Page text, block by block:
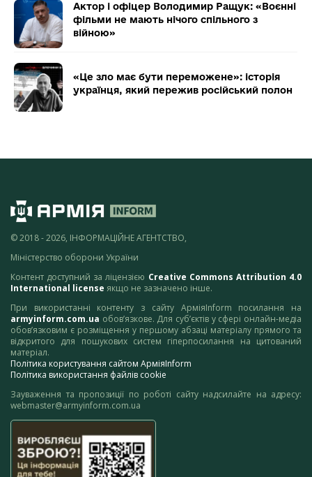
Актор і офіцер Володимир Ращук: «Воєнні
фільми не мають нічого спільного з
війною»
«Це зло має бути переможене»: історія
українця, який пережив російський полон
© 2018 - 2026, ІНФОРМАЦІЙНЕ АГЕНТСТВО,
Міністерство оборони України
Контент доступний за ліцензією Creative Commons Attribution 4.0
International license якщо не зазначено інше.
При використанні контенту з сайту АрміяInform посилання на
armyinform.com.ua обов’язкове. Для суб’єктів у сфері онлайн-медіа
обов’язковим є розміщення у першому абзаці матеріалу прямого та
відкритого для пошукових систем гіперпосилання на цитований
матеріал.
Політика користування сайтом АрміяInform
Політика використання файлів cookie
Зауваження та пропозиції по роботі сайту надсилайте на адресу:
webmaster@armyinform.com.ua